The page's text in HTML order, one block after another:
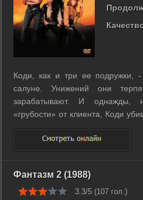
Коди, как и три ее подружки, -
салуне. Унижений они
зарабатывают. И однажды,
«грубости» от клиента, Коди
ее ожидает виселица. Страх
своей жизни заставляют Коди
того чтобы выжить, они должны ...
Фантазм 2 (1988)
3.3/5 (107 гол.)